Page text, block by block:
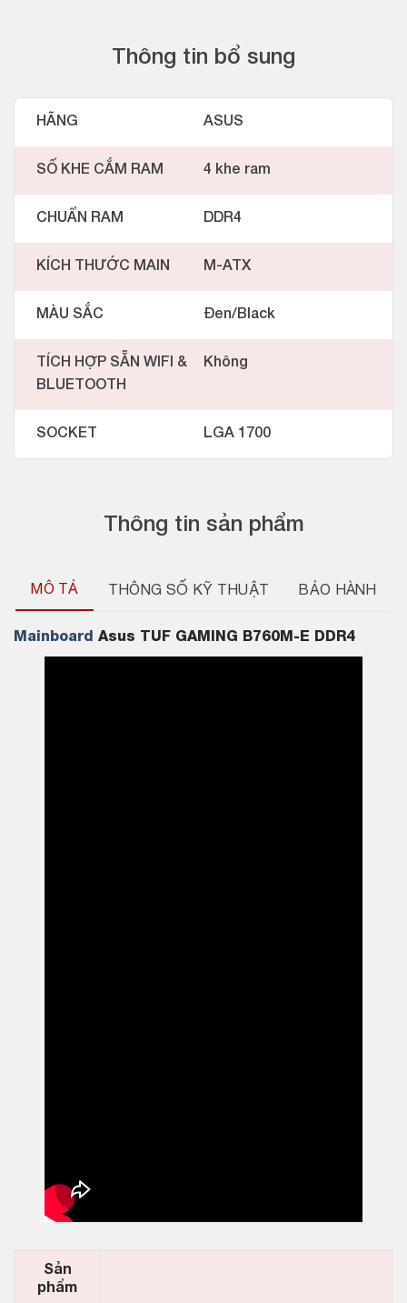
Thông tin sản phẩm
MÔ TẢ THÔNG SỐ KỸ THUẬT BẢO HÀNH
Mainboard Asus TUF GAMING B760M-E DDR4
Sản
phẩm
Thông tin bổ sung
HÃNG ASUS
SỐ KHE CẮM RAM 4 khe ram
CHUẨN RAM DDR4
KÍCH THƯỚC MAIN M-ATX
MÀU SẮC Đen/Black
TÍCH HỢP SẴN WIFI &
BLUETOOTH
Không
SOCKET LGA 1700